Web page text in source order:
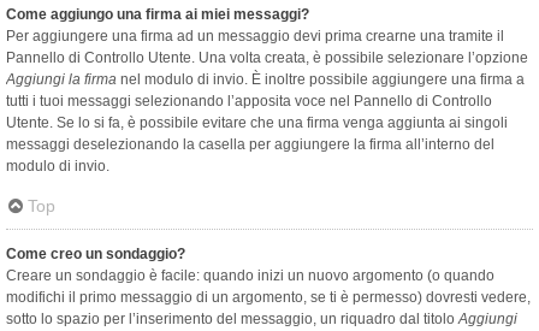
Come aggiungo una firma ai miei messaggi?
Per aggiungere una firma ad un messaggio devi prima crearne una tramite il
Pannello di Controllo Utente. Una volta creata, è possibile selezionare l’opzione
Aggiungi la firma nel modulo di invio. È inoltre possibile aggiungere una firma a
tutti i tuoi messaggi selezionando l’apposita voce nel Pannello di Controllo
Utente. Se lo si fa, è possibile evitare che una firma venga aggiunta ai singoli
messaggi deselezionando la casella per aggiungere la firma all’interno del
modulo di invio.
Top
Come creo un sondaggio?
Creare un sondaggio è facile: quando inizi un nuovo argomento (o quando
modifichi il primo messaggio di un argomento, se ti è permesso) dovresti vedere,
sotto lo spazio per l’inserimento del messaggio, un riquadro dal titoloAggiungi